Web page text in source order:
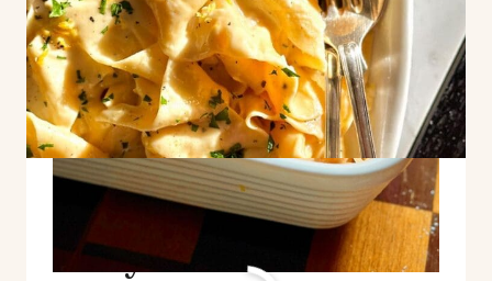
Pappardelle al Limone
Story